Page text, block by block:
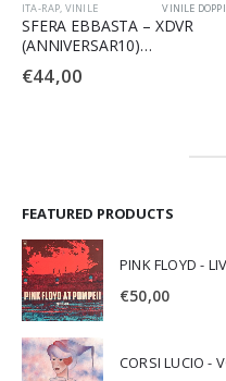
VINILE
ITA-RAP, VINILE
SFERA EBBASTA – XDVR
(ANNIVERSAR10)
(COLOURED)
€44,00
FEATURED PRODUCTS
PINK FLOYD -
€50,00
CORSI LUCIO -